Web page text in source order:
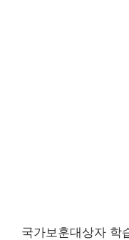
국가보훈대상자 학